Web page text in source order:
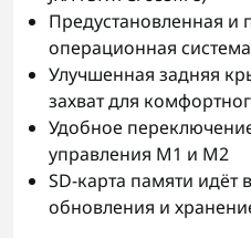
Предустановленная и
операционная
Улучшенная задняя
захват для
Удобное
управления M1 и M2
SD-карта памяти идёт
обновления и